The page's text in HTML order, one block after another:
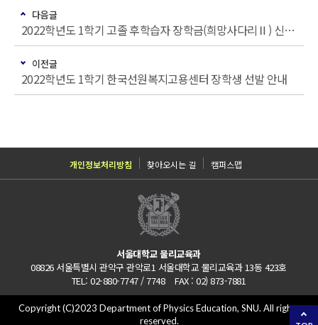
다음글
2022학년도 1학기 고졸 후학습자 장학금(희망사다리Ⅱ) 신규 장학생 선발 안내
이전글
2022학년도 1학기 한국선원복지고용센터 장학생 선발 안내
개인정보처리방침 찾아오시는 길 캠퍼스맵
서울대학교 물리교육과
08826 서울특별시 관악구 관악로1 서울대학교 물리교육과 13동 423호
TEL: 02-880-7747 / 7748 FAX : 02) 873-7881
Copyright (C)2023 Department of Physics Education, SNU. All rights
reserved.